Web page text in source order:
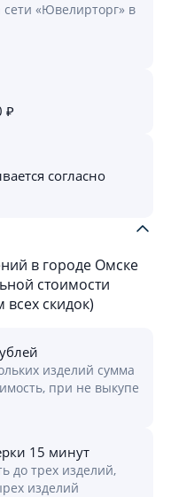
«Ювелирторг» в
₽
согласно
в городе Омске
стоимости
всех скидок)
изделий сумма
при не выкупе
15 минут
до трех изделий,
изделий